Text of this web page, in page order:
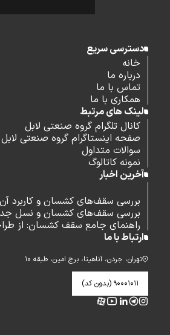
دسترسی سریع
خانه
درباره ما
تماس با ما
همکاری با ما
لینک های مرتبط
کانال تلگرام گروه صنعتی لابل
صفحه اینستاگرام گروه صنعتی لابل
سوالات متداول
نمونه کاتالوگ
آخرین اخبار
بررسی سقف‌های کشسان و کاربرد آن
بررسی سقف‌های کشسان و نسل
راهنمای جامع سقف کشسان: از
ارتباط با ما
تهران، جردن، آناهیتا، برج امین، طبقه ۱۰
۹۰۰۰۱۰۱۱ (بدون کد)